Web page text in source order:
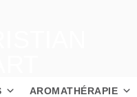
AROMATHÉRAPIE